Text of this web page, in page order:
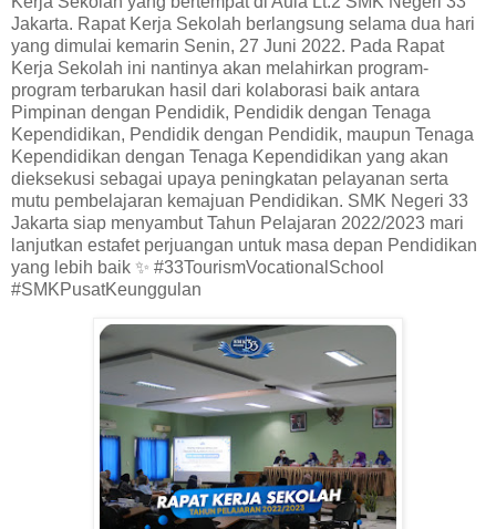
Jakarta. Rapat Kerja Sekolah berlangsung selama dua hari
yang dimulai kemarin Senin, 27 Juni 2022. Pada Rapat
Kerja Sekolah ini nantinya akan melahirkan program-
program terbarukan hasil dari kolaborasi baik antara
Pimpinan dengan Pendidik, Pendidik dengan Tenaga
Kependidikan, Pendidik dengan Pendidik, maupun Tenaga
Kependidikan dengan Tenaga Kependidikan yang akan
dieksekusi sebagai upaya peningkatan pelayanan serta
mutu pembelajaran kemajuan Pendidikan. SMK Negeri 33
Jakarta siap menyambut Tahun Pelajaran 2022/2023 mari
lanjutkan estafet perjuangan untuk masa depan Pendidikan
yang lebih baik ✨ #33TourismVocationalSchool
#SMKPusatKeunggulan